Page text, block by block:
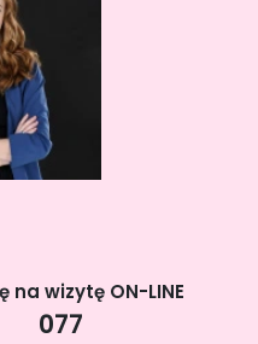
na wizytę ON-LINE
077